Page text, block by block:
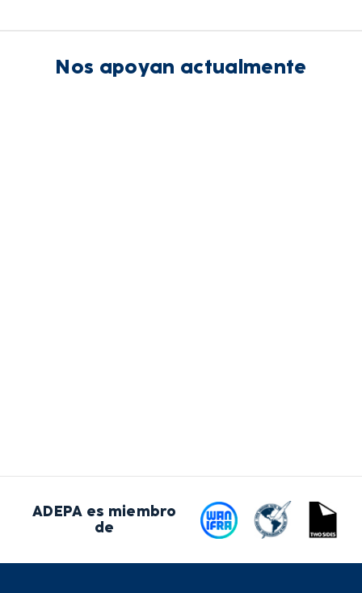
Nos apoyan actualmente
ADEPA es miembro
de